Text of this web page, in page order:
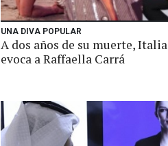
UNA DIVA POPULAR
A dos años de su muerte, Italia
evoca a Raffaella Carrá